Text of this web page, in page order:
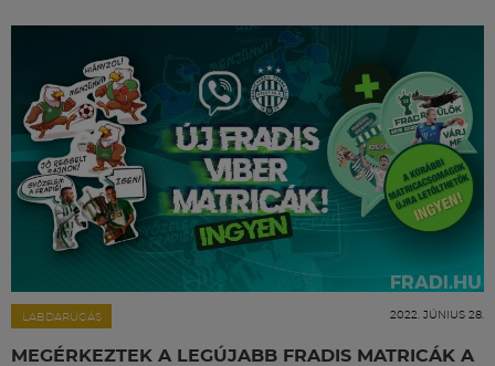
LABDARÚGÁS 2022. JÚNIUS 28.
MEGÉRKEZTEK A LEGÚJABB FRADIS MATRICÁK A
Jegyek
FM YouTube +
Hírek
Labdarúgás